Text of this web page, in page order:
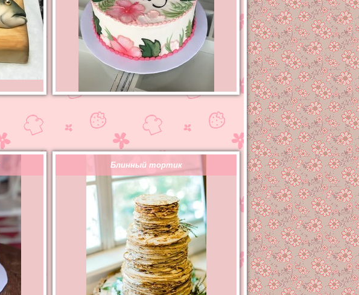
Блинный тортик